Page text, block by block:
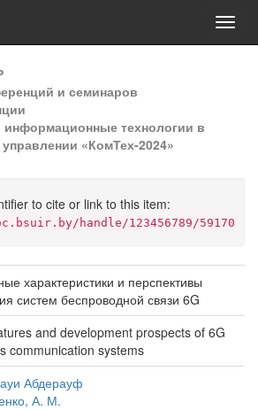
и семинаров
технологии в
«КомТех-2024»
to cite or link to this item:
handle/123456789/59170
характеристики и перспективы
систем беспроводной связи 6G
and development prospects of 6G
communication systems
Абдерауф
А. М.